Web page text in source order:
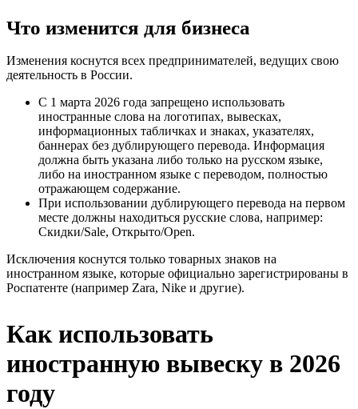
Что изменится для бизнеса
Изменения коснутся всех предпринимателей, ведущих свою
деятельность в России.
С 1 марта 2026 года запрещено использовать
иностранные слова на логотипах, вывесках,
информационных табличках и знаках, указателях,
баннерах без дублирующего перевода. Информация
должна быть указана либо только на русском языке,
либо на иностранном языке с переводом, полностью
отражающем содержание.
При использовании дублирующего перевода на первом
месте должны находиться русские слова, например:
Скидки/Sale, Открыто/Open.
Исключения коснутся только товарных знаков на
иностранном языке, которые официально зарегистрированы в
Роспатенте (например Zara, Nike и другие).
Как использовать
иностранную вывеску в 2026
году